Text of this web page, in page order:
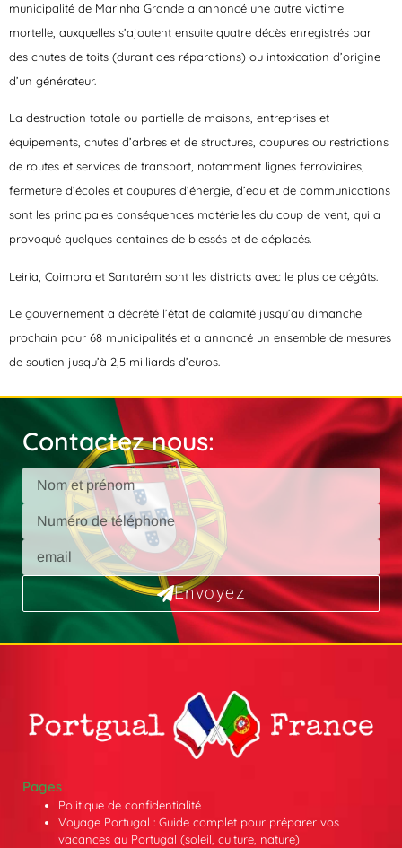
municipalité de Marinha Grande a annoncé une autre victime
mortelle, auxquelles s’ajoutent ensuite quatre décès enregistrés par
des chutes de toits (durant des réparations) ou intoxication d’origine
d’un générateur.
La destruction totale ou partielle de maisons, entreprises et
équipements, chutes d’arbres et de structures, coupures ou restrictions
de routes et services de transport, notamment lignes ferroviaires,
fermeture d’écoles et coupures d’énergie, d’eau et de communications
sont les principales conséquences matérielles du coup de vent, qui a
provoqué quelques centaines de blessés et de déplacés.
Leiria, Coimbra et Santarém sont les districts avec le plus de dégâts.
Le gouvernement a décrété l’état de calamité jusqu’au dimanche
prochain pour 68 municipalités et a annoncé un ensemble de mesures
de soutien jusqu’à 2,5 milliards d’euros.
Contactez nous:
Envoyez
Pages
Politique de confidentialité
Voyage Portugal : Guide complet pour préparer vos
vacances au Portugal (soleil, culture, nature)